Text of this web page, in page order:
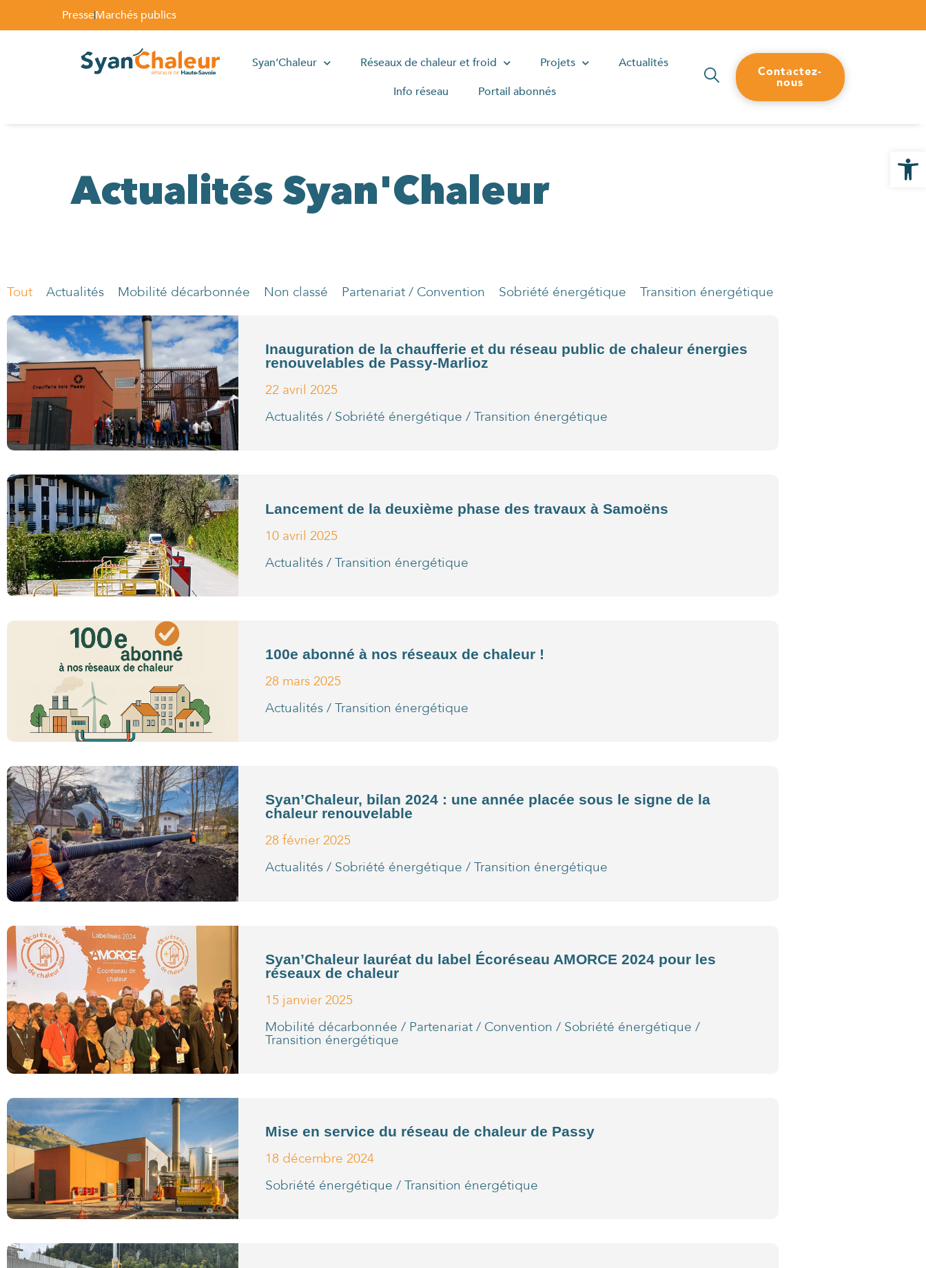
Ouvrir
PresseMarchés publics
Syan’Chaleur Réseaux de chaleur et froid Projets
Actualités
Info réseau
Portail abonnés
Contactez-
nous
Actualités Syan'Chaleur
Tout Actualités Mobilité décarbonnée Non classé Partenariat / Convention Sobriété énergétique Transition énergétique
Inauguration de la chaufferie et du réseau public de chaleur énergies
renouvelables de Passy-Marlioz
22 avril 2025
Actualités/ Sobriété énergétique /Transition énergétique
Lancement de la deuxième phase des travaux à Samoëns
10 avril 2025
Actualités/Transition énergétique
100e abonné à nos réseaux de chaleur !
28 mars 2025
Actualités/Transition énergétique
Syan’Chaleur, bilan 2024 : une année placée sous le signe de la
chaleur renouvelable
28 février 2025
Actualités/ Sobriété énergétique /Transition énergétique
Syan’Chaleur lauréat du label Écoréseau AMORCE 2024 pour les
réseaux de chaleur
15 janvier 2025
Mobilité décarbonnée / Partenariat / Convention / Sobriété énergétique /
Transition énergétique
Mise en service du réseau de chaleur de Passy
18 décembre 2024
Sobriété énergétique /Transition énergétique